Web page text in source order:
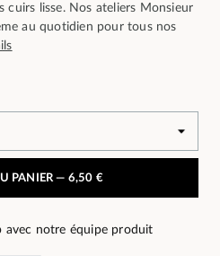
cuirs lisse. Nos ateliers Monsieur
au quotidien pour tous nos
PANIER — 6,50 €
avec notre équipe produit